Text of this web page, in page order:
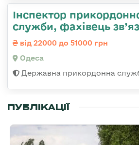
Інспектор
служби, фахівець
від 22000 до 51000 грн
Одеса
Державна прикордонна
ПУБЛІКАЦІЇ